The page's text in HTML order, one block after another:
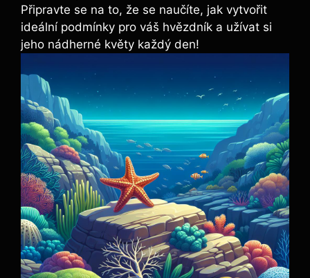
Připravte se na to, že se naučíte, jak vytvořit
ideální podmínky pro váš hvězdník a užívat si
jeho nádherné květy každý den!